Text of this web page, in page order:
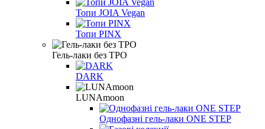
Топи JOIA Vegan
Топи PINX
Гель-лаки без TPO
DARK
LUNAmoon
Однофазні гель-лаки ONE STEP